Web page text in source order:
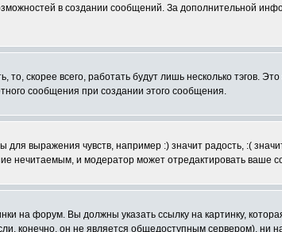
в создании сообщений. За дополнительной
скорее всего, работать будут лишь несколько тэгов.
сообщения при создании этого сообщения.
выражения чувств, например :) значит радость, :(
нечитаемым, и модератор может отредактировать ваше
на форум. Вы должны указать ссылку на картинку,
конечно, он не является общедоступным сервером), ни